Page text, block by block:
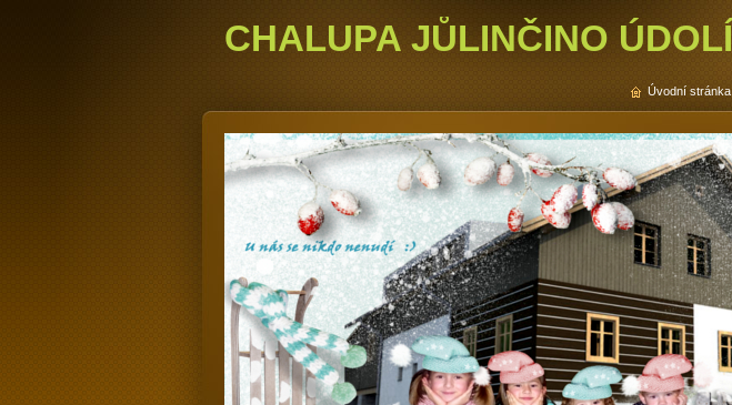
CHALUPA JŮLINČINO ÚDOLÍ
Úvodní stránka